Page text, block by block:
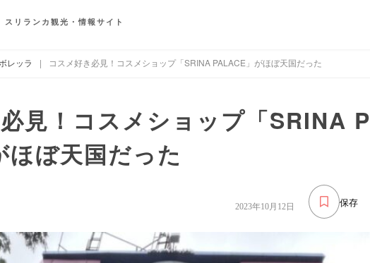
スリランカ観光・情報サイト
ボレッラ | コスメ好き必見！コスメショップ「SRINA PALACE」がほぼ天国だった
見！コスメショップ「SRINA P
ぼ天国だった
保存
2023年10月12日